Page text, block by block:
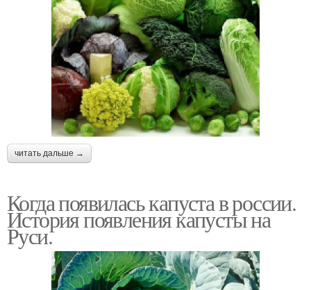
читать дальше →
Когда появилась капуста в россии.
История появления капусты на
Руси.